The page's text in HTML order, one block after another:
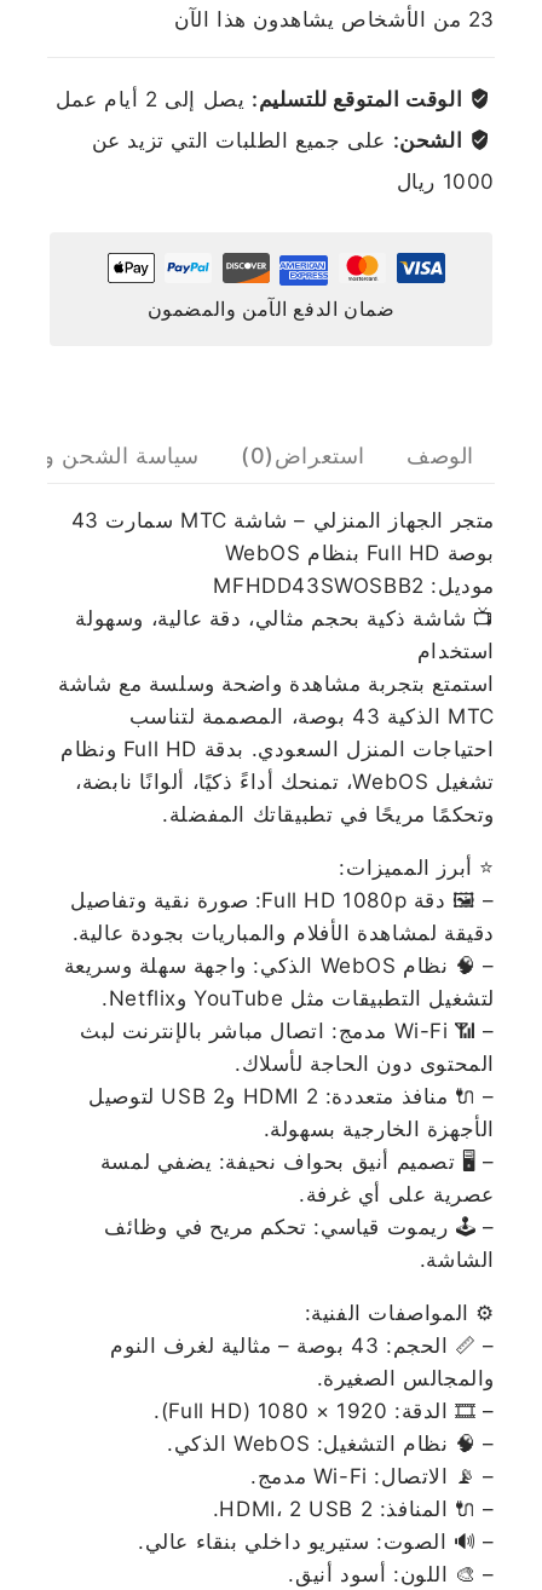
23 من الأشخاص يشاهدون هذا الآن
الوقت المتوقع للتسليم: يصل إلى 2 أيام عمل
الشحن: على جميع الطلبات التي تزيد عن
1000 ريال
ضمان الدفع الآمن والمضمون
الوصف استعراض(0) سياسة الشحن
متجر الجهاز المنزلي – شاشة MTC سمارت 43
بوصة Full HD بنظام WebOS
موديل: MFHDD43SWOSBB2
📺 شاشة ذكية بحجم مثالي، دقة عالية، وسهولة
استخدام
استمتع بتجربة مشاهدة واضحة وسلسة مع شاشة
MTC الذكية 43 بوصة، المصممة لتناسب
احتياجات المنزل السعودي. بدقة Full HD ونظام
تشغيل WebOS، تمنحك أداءً ذكيًا، ألوانًا نابضة،
وتحكمًا مريحًا في تطبيقاتك المفضلة.
⭐ أبرز المميزات:
– 🖼️ دقة Full HD 1080p: صورة نقية وتفاصيل
دقيقة لمشاهدة الأفلام والمباريات بجودة عالية.
– 🧠 نظام WebOS الذكي: واجهة سهلة وسريعة
لتشغيل التطبيقات مثل YouTube وNetflix.
– 📶 Wi-Fi مدمج: اتصال مباشر بالإنترنت لبث
المحتوى دون الحاجة لأسلاك.
– 🔌 منافذ متعددة: 2 HDMI و2 USB لتوصيل
الأجهزة الخارجية بسهولة.
– 🖥️ تصميم أنيق بحواف نحيفة: يضفي لمسة
عصرية على أي غرفة.
– 🕹️ ريموت قياسي: تحكم مريح في وظائف
الشاشة.
⚙️ المواصفات الفنية:
– 📏 الحجم: 43 بوصة – مثالية لغرف النوم
والمجالس الصغيرة.
– 🎞️ الدقة: 1920 × 1080 (Full HD).
– 🧠 نظام التشغيل: WebOS الذكي.
– 📡 الاتصال: Wi-Fi مدمج.
– 🔌 المنافذ: 2 HDMI، 2 USB.
– 🔊 الصوت: ستيريو داخلي بنقاء عالي.
– 🎨 اللون: أسود أنيق.